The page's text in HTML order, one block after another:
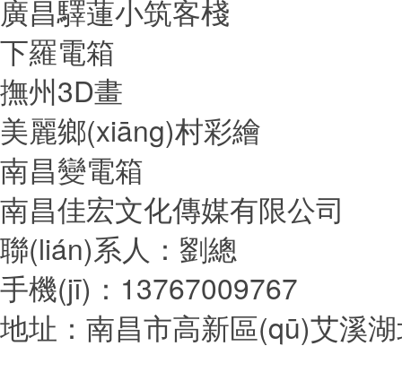
廣昌驛蓮小筑客棧
下羅電箱
撫州3D畫
美麗鄉(xiāng)村彩繪
南昌變電箱
南昌佳宏文化傳媒有限公司
聯(lián)系人：劉總
手機(jī)：13767009767
地址：南昌市高新區(qū)艾溪